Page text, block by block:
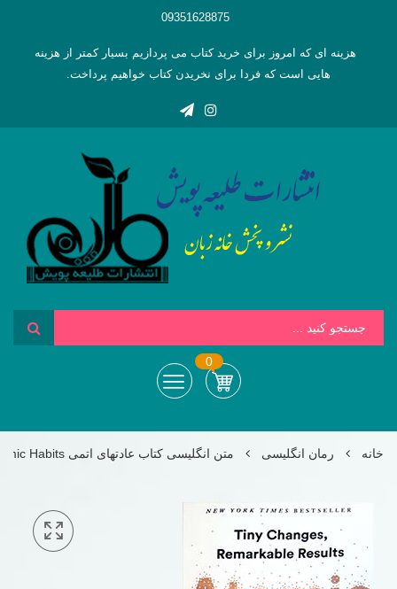
09351628875
هزینه ای که امروز برای خرید کتاب می پردازیم بسیار کمتر از هزینه
هایی است که فردا برای نخریدن کتاب خواهیم پرداخت.
0
خانه رمان انگلیسی متن انگلیسی کتاب عادتهای اتمی Atomic Habits